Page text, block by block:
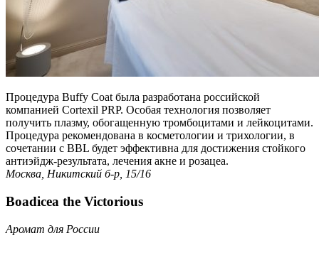
Процедура Buffy Coat была разработана российской
компанией Cortexil PRP. Особая технология позволяет
получить плазму, обогащенную тромбоцитами и лейкоцитами.
Процедура рекомендована в косметологии и трихологии, в
сочетании с BBL будет эффективна для достижения стойкого
антиэйдж-результата, лечения акне и розацеа.
Москва, Никитский б-р, 15/16
Boadicea the Victorious
Аромат для России